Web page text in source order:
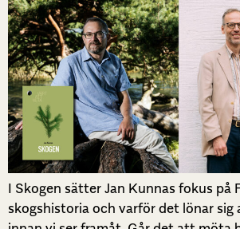
I Skogen sätter Jan Kunnas fokus på
skogshistoria och varför det lönar